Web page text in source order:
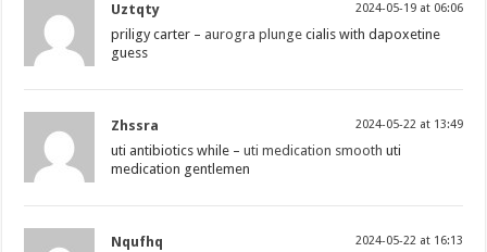
Uztqty 2024-05-19 at 06:06
priligy carter – aurogra plunge cialis with dapoxetine
guess
Zhssra 2024-05-22 at 13:49
uti antibiotics while –uti medication smooth uti
medication gentlemen
Nqufhq 2024-05-22 at 16:13